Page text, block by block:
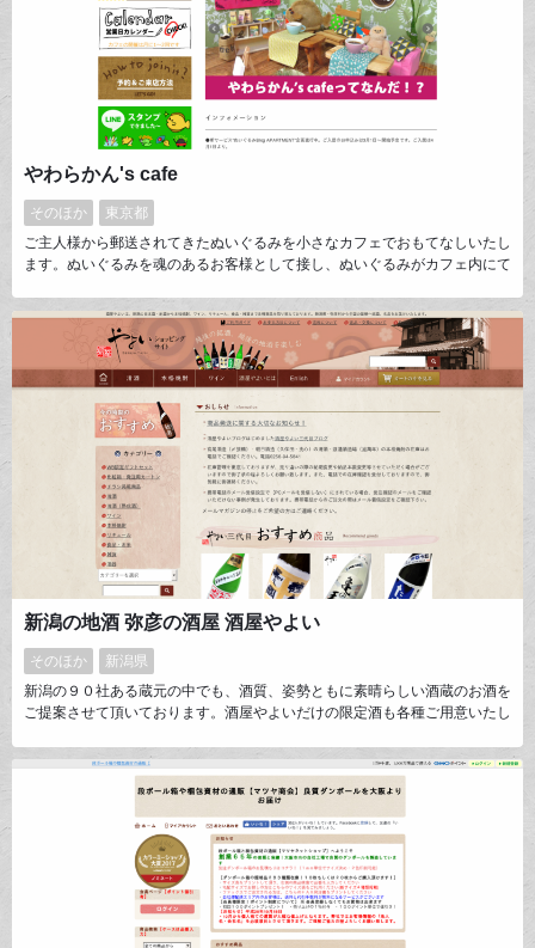
やわらかん's cafe
そのほか
東京都
ご主人様から郵送されてきたぬいぐるみを小さなカフェでおもてなしいたし
ます。ぬいぐるみを魂のあるお客様として接し、ぬいぐるみがカフェ内にて
バムや写真データをお渡しします。その他お土産もご用意します。
新潟の地酒 弥彦の酒屋 酒屋やよい
そのほか
新潟県
新潟の９０社ある蔵元の中でも、酒質、姿勢ともに素晴らしい酒蔵のお酒を
ご提案させて頂いております。酒屋やよいだけの限定酒も各種ご用意いたし
待ちしております。